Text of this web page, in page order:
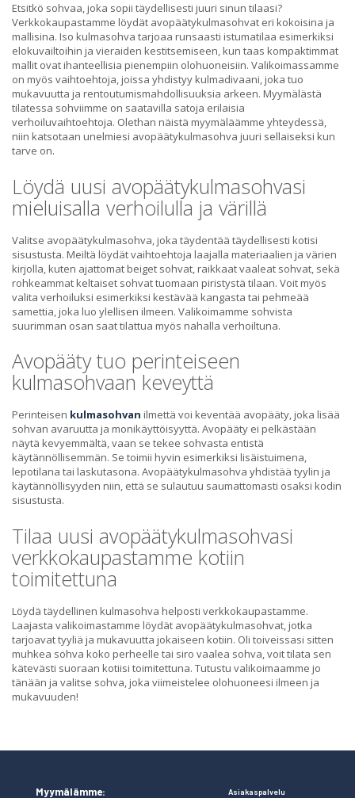
Etsitkö sohvaa, joka sopii täydellisesti juuri sinun tilaasi?
Verkkokaupastamme löydät avopäätykulmasohvat eri kokoisina ja
mallisina. Iso kulmasohva tarjoaa runsaasti istumatilaa esimerkiksi
elokuvailtoihin ja vieraiden kestitsemiseen, kun taas kompaktimmat
mallit ovat ihanteellisia pienempiin olohuoneisiin. Valikoimassamme
on myös vaihtoehtoja, joissa yhdistyy kulmadivaani, joka tuo
mukavuutta ja rentoutumismahdollisuuksia arkeen. Myymälästä
tilatessa sohviimme on saatavilla satoja erilaisia
verhoiluvaihtoehtoja. Olethan näistä myymäläämme yhteydessä,
niin katsotaan unelmiesi avopäätykulmasohva juuri sellaiseksi kun
tarve on.
Löydä uusi avopäätykulmasohvasi
mieluisalla verhoilulla ja värillä
Valitse avopäätykulmasohva, joka täydentää täydellisesti kotisi
sisustusta. Meiltä löydät vaihtoehtoja laajalla materiaalien ja värien
kirjolla, kuten ajattomat beiget sohvat, raikkaat vaaleat sohvat, sekä
rohkeammat keltaiset sohvat tuomaan piristystä tilaan. Voit myös
valita verhoiluksi esimerkiksi kestävää kangasta tai pehmeää
samettia, joka luo ylellisen ilmeen. Valikoimamme sohvista
suurimman osan saat tilattua myös nahalla verhoiltuna.
Avopääty tuo perinteiseen
kulmasohvaan keveyttä
Perinteisen kulmasohvan ilmettä voi keventää avopääty, joka lisää
sohvan avaruutta ja monikäyttöisyyttä. Avopääty ei pelkästään
näytä kevyemmältä, vaan se tekee sohvasta entistä
käytännöllisemmän. Se toimii hyvin esimerkiksi lisäistuimena,
lepotilana tai laskutasona. Avopäätykulmasohva yhdistää tyylin ja
käytännöllisyyden niin, että se sulautuu saumattomasti osaksi kodin
sisustusta.
Tilaa uusi avopäätykulmasohvasi
verkkokaupastamme kotiin
toimitettuna
Löydä täydellinen kulmasohva helposti verkkokaupastamme.
Laajasta valikoimastamme löydät avopäätykulmasohvat, jotka
tarjoavat tyyliä ja mukavuutta jokaiseen kotiin. Oli toiveissasi sitten
muhkea sohva koko perheelle tai siro vaalea sohva, voit tilata sen
kätevästi suoraan kotiisi toimitettuna. Tutustu valikoimaamme jo
tänään ja valitse sohva, joka viimeistelee olohuoneesi ilmeen ja
mukavuuden!
Myymälämme: Asiakaspalvelu